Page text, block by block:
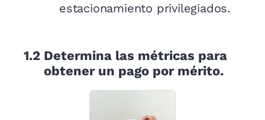
estacionamiento privilegiados.
1.2 Determina las métricas para
obtener un pago por mérito.